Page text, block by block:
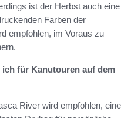
ist der Herbst auch eine
Farben der
empfohlen, im Voraus zu
für Kanutouren auf dem
River wird empfohlen, eine